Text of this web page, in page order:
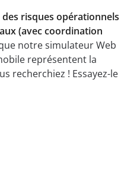
des risques opérationnels
(avec coordination
notre simulateur Web
représentent la
recherchiez ! Essayez-le